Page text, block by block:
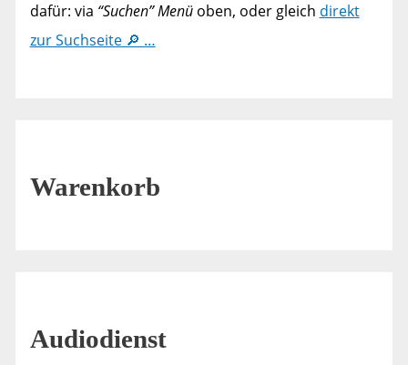
dafür: via “Suchen” Menüoben, oder gleich direkt
zur Suchseite 🔎 …
Warenkorb
Audiodienst